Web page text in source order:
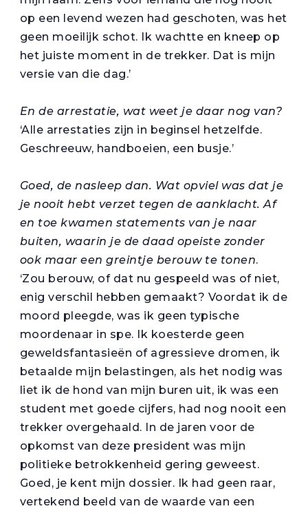
op een levend wezen had geschoten, was het
geen moeilijk schot. Ik wachtte en kneep op
het juiste moment in de trekker. Dat is mijn
versie van die dag.’
En de arrestatie, wat weet je daar nog van?
‘Alle arrestaties zijn in beginsel hetzelfde.
Geschreeuw, handboeien, een busje.’
Goed, de nasleep dan. Wat opviel was dat je
je nooit hebt verzet tegen de aanklacht. Af
en toe kwamen statements van je naar
buiten, waarin je de daad opeiste zonder
ook maar een greintje berouw te tonen.
‘Zou berouw, of dat nu gespeeld was of niet,
enig verschil hebben gemaakt? Voordat ik de
moord pleegde, was ik geen typische
moordenaar in spe. Ik koesterde geen
geweldsfantasieën of agressieve dromen, ik
betaalde mijn belastingen, als het nodig was
liet ik de hond van mijn buren uit, ik was een
student met goede cijfers, had nog nooit een
trekker overgehaald. In de jaren voor de
opkomst van deze president was mijn
politieke betrokkenheid gering geweest.
Goed, je kent mijn dossier. Ik had geen raar,
vertekend beeld van de waarde van een